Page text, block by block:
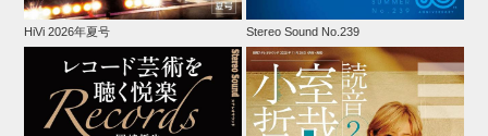
HiVi 2026年夏号 Stereo Sound No.239